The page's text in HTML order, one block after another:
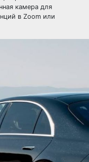
камера для
в Zoom или